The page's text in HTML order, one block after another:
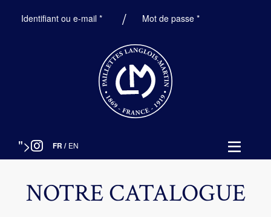
Identifiant ou e-mail *ObligatoireMot de passe*Obligatoire
"> FR / EN
NOTRE CATALOGUE